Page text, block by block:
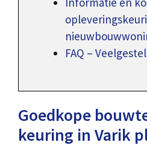
FAQ –
Goedkope
keuring in Varik